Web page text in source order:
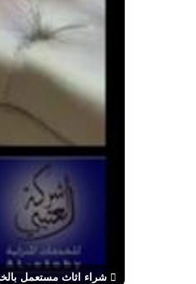
شراء اثاث مستعمل